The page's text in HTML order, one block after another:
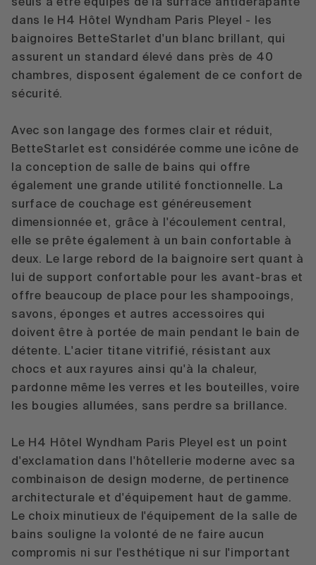
seuls à être équipés de la surface antidérapante
dans le H4 Hôtel Wyndham Paris Pleyel - les
baignoires
BetteStarlet d'un blanc brillant, qui
assurent un standard élevé dans près de 40
chambres, disposent également de ce confort de
sécurité.
Avec son langage des formes clair et réduit,
BetteStarlet est considérée comme une icône de
la conception de salle de bains qui offre
également une grande utilité fonctionnelle. La
surface de couchage est généreusement
dimensionnée et, grâce à l'écoulement central,
elle se prête également à un bain confortable à
deux. Le large rebord de la baignoire sert quant à
lui de support confortable pour les avant-bras et
offre beaucoup de place pour les shampooings,
savons, éponges et autres accessoires qui
doivent être à portée de main pendant le bain de
détente. L'acier titane vitrifié, résistant aux
chocs et aux rayures ainsi qu'à la chaleur,
pardonne même les verres et les bouteilles, voire
les bougies allumées, sans perdre sa brillance.
Le H4 Hôtel Wyndham Paris Pleyel est un point
d'exclamation dans l'hôtellerie moderne avec sa
combinaison de design moderne, de pertinence
architecturale et d'équipement haut de gamme.
Le choix minutieux de l'équipement de la salle de
bains souligne la volonté de ne faire aucun
compromis ni sur l'esthétique ni sur l'important